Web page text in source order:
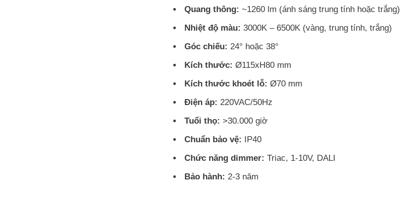
Quang thông: ~1260 lm (ánh sáng trung tính hoặc trắng)
Nhiệt độ màu: 3000K – 6500K (vàng, trung tính, trắng)
Góc chiếu: 24° hoặc 38°
Kích thước: Ø115xH80 mm
Kích thước khoét lỗ: Ø70 mm
Điện áp: 220VAC/50Hz
Tuổi thọ: >30.000 giờ
Chuẩn bảo vệ: IP40
Chức năng dimmer: Triac, 1-10V, DALI
Bảo hành: 2-3 năm